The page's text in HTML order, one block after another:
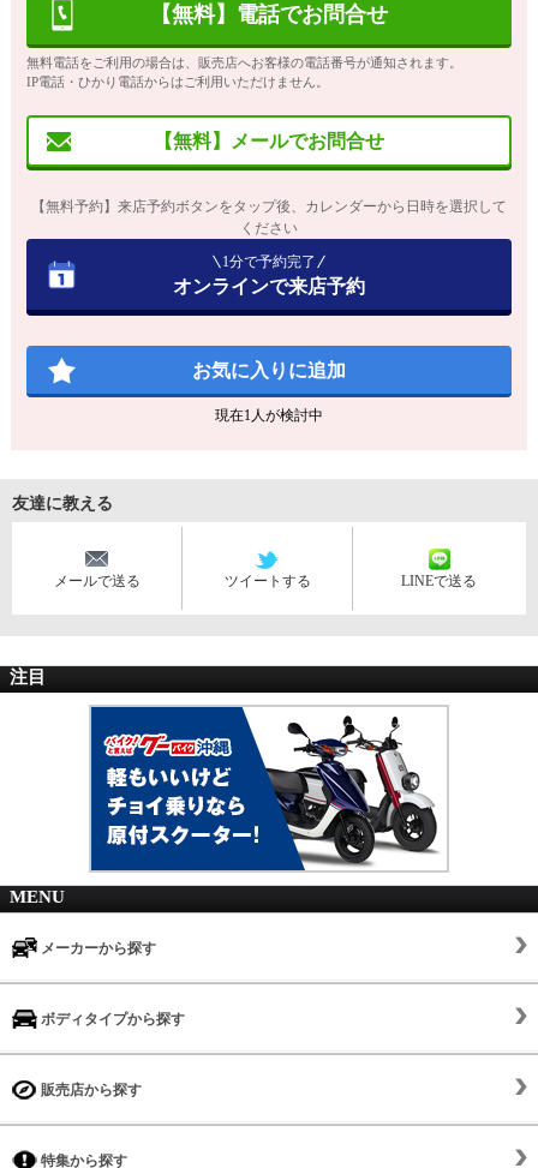
【無料】電話でお問合せ
無料電話をご利用の場合は、販売店へお客様の電話番号が通知されます。
IP電話・ひかり電話からはご利用いただけません。
【無料】メールでお問合せ
【無料予約】来店予約ボタンをタップ後、カレンダーから日時を選択して
ください
1分で予約完了
オンラインで来店予約
お気に入りに追加
現在1 人が検討中
友達に教える
メールで送る ツイートする LINEで送る
注目
MENU
メーカーから探す
ボディタイプから探す
販売店から探す
特集から探す